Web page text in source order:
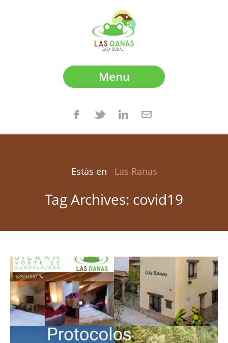
Menu
Estás en Las Ranas
Tag Archives: covid19